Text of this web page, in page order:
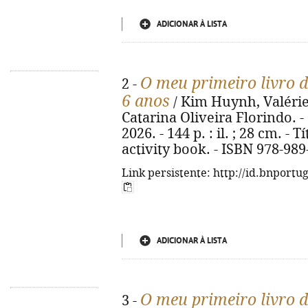
ADICIONAR À LISTA
2 - O meu primeiro livro
6 anos / Kim Huynh,
Catarina Oliveira Florindo. -
2026. - 144 p. : il. ; 28 cm. -
activity book. - ISBN 978-
Link persistente: http://
ADICIONAR À LISTA
3 - O meu primeiro livro